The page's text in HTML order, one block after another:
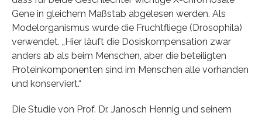
Gene in gleichem Maßstab abgelesen werden. Als
Modelorganismus wurde die Fruchtfliege (Drosophila)
verwendet. „Hier läuft die Dosiskompensation zwar
anders ab als beim Menschen, aber die beteiligten
Proteinkomponenten sind im Menschen alle vorhanden
und konserviert.“
Die Studie von Prof. Dr. Janosch Hennig und seinem